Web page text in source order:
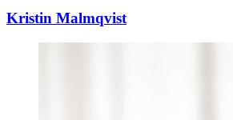
Kristin Malmqvist